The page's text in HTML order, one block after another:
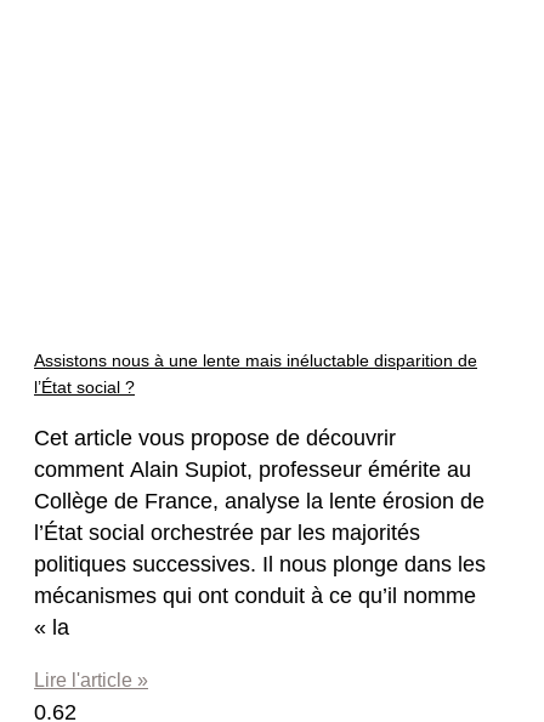
Assistons nous à une lente mais inéluctable disparition de
l’État social ?
Cet article vous propose de découvrir
comment Alain Supiot, professeur émérite au
Collège de France, analyse la lente érosion de
l’État social orchestrée par les majorités
politiques successives. Il nous plonge dans les
mécanismes qui ont conduit à ce qu’il nomme
« la
Lire l'article »